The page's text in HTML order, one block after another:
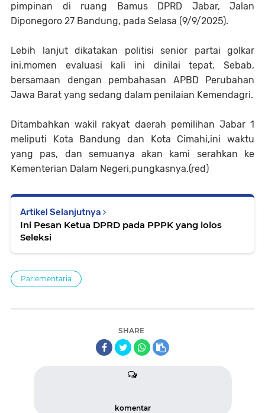
pimpinan di ruang Bamus DPRD Jabar, Jalan
Diponegoro 27 Bandung, pada Selasa (9/9/2025).
Lebih lanjut dikatakan politisi senior partai golkar
ini,momen evaluasi kali ini dinilai tepat. Sebab,
bersamaan dengan pembahasan APBD Perubahan
Jawa Barat yang sedang dalam penilaian Kemendagri.
Ditambahkan wakil rakyat daerah pemilihan Jabar 1
meliputi Kota Bandung dan Kota Cimahi,ini waktu
yang pas, dan semuanya akan kami serahkan ke
Kementerian Dalam Negeri,pungkasnya.(red)
Artikel Selanjutnya
Ini Pesan Ketua DPRD pada PPPK yang lolos
Seleksi
Parlementaria
SHARE
komentar